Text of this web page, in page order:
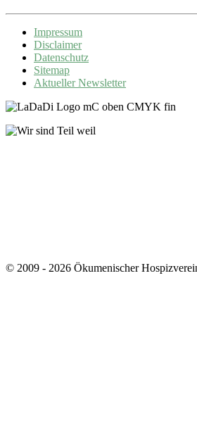
Impressum
Disclaimer
Datenschutz
Sitemap
Aktueller Newsletter
© 2009 - 2026 Ökumenischer